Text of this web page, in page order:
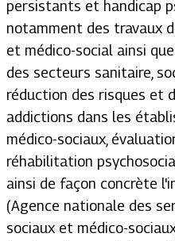
persistants et handicap
notamment des travaux
et médico-social ainsi
des secteurs sanitaire,
réduction des risques et
addictions dans les
médico-sociaux,
réhabilitation
ainsi de façon concrète
(Agence nationale des
sociaux et médico-